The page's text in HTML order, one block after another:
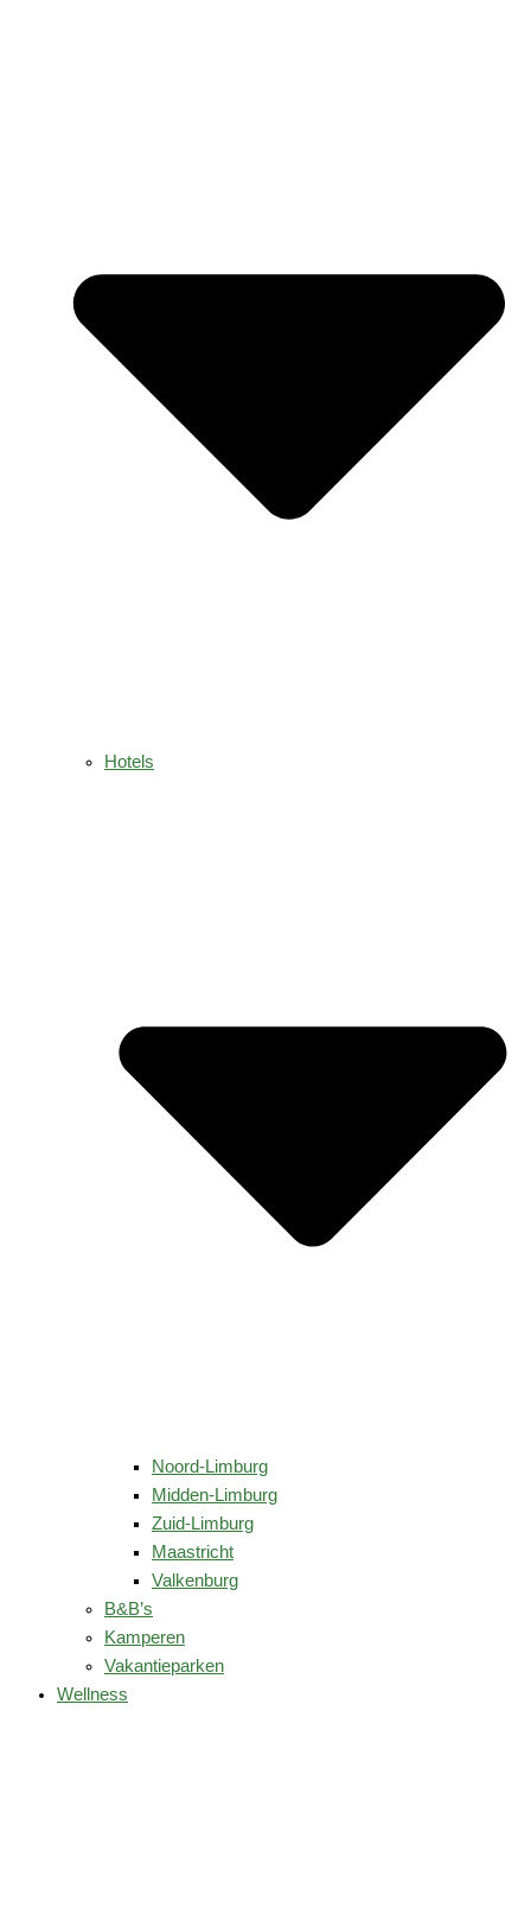
Hotels
Noord-Limburg
Midden-Limburg
Zuid-Limburg
Maastricht
Valkenburg
B&B’s
Kamperen
Vakantieparken
Wellness